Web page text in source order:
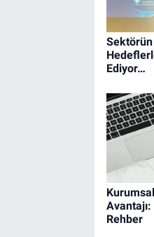
Ediyor…
Rehber